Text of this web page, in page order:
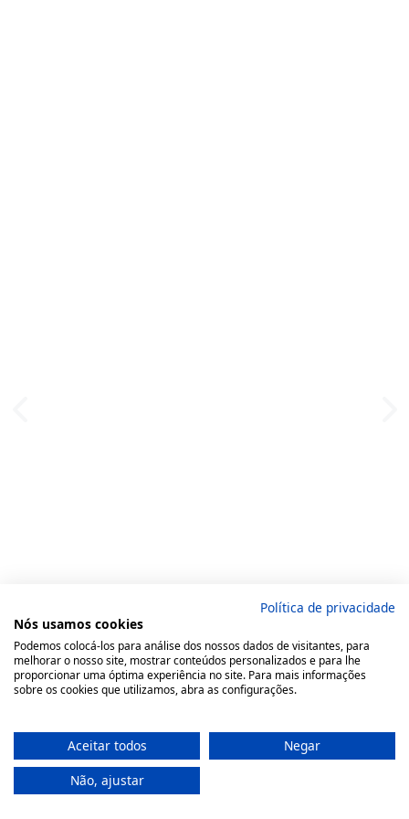
Política de privacidade
Nós usamos cookies
Podemos colocá-los para análise dos nossos dados de visitantes, para
melhorar o nosso site, mostrar conteúdos personalizados e para lhe
proporcionar uma óptima experiência no site. Para mais informações
sobre os cookies que utilizamos, abra as configurações.
Aceitar todos
Negar
Não, ajustar